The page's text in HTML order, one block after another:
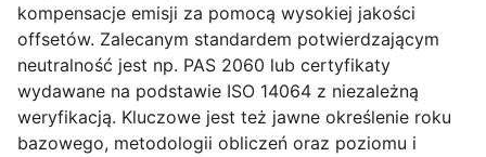
kompensacje emisji za pomocą wysokiej jakości
offsetów. Zalecanym standardem potwierdzającym
neutralność jest np. PAS 2060 lub certyfikaty
wydawane na podstawie ISO 14064 z niezależną
weryfikacją. Kluczowe jest też jawne określenie roku
bazowego, metodologii obliczeń oraz poziomu i